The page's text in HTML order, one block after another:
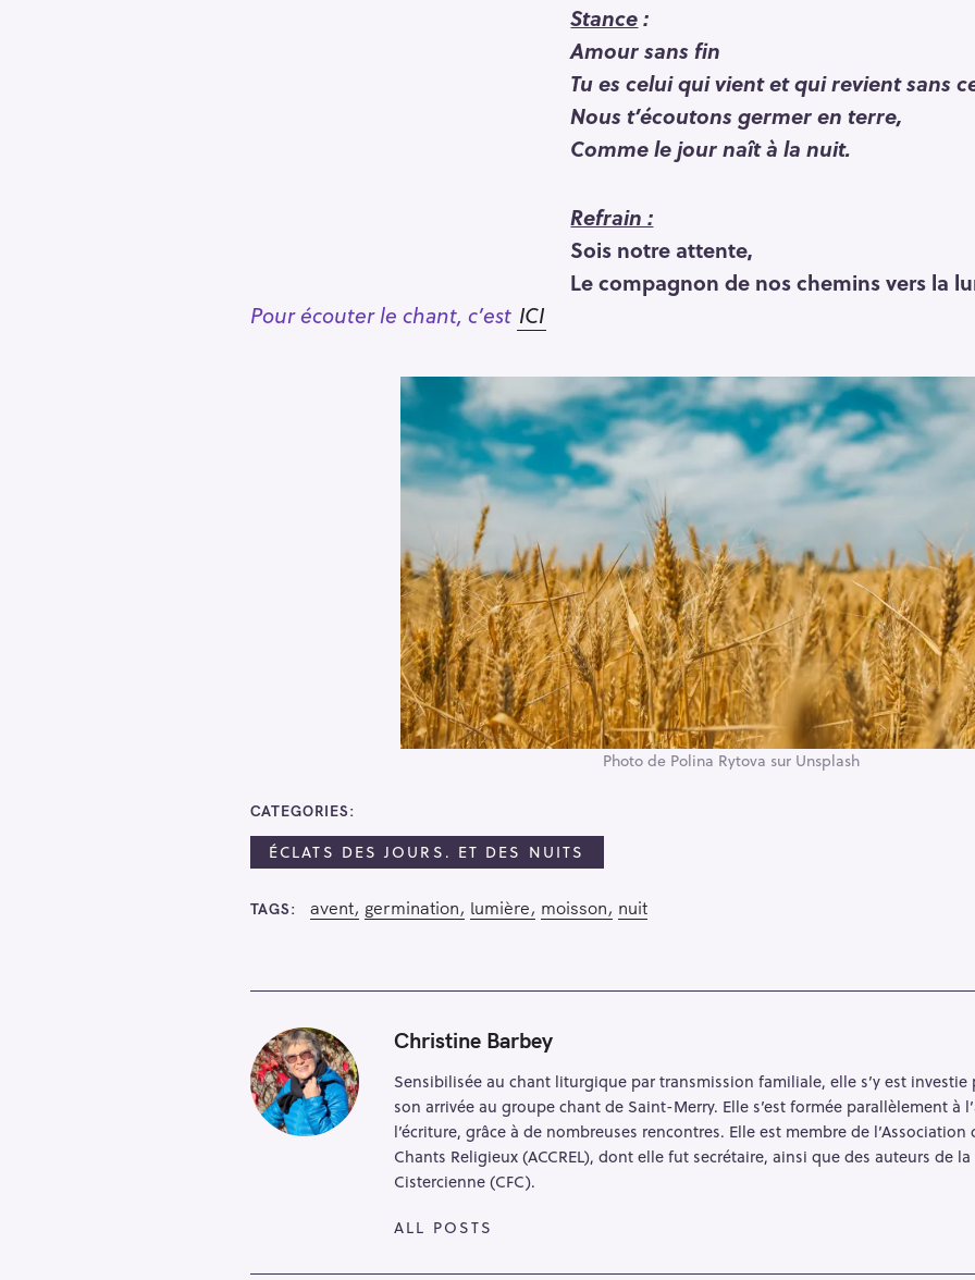
Stance:
Amour sans fin
Tu es celui qui vient et qui revient sans
Nous t’écoutons germer en terre,
Comme le jour naît à la nuit.
Refrain :
Sois notre attente,
Le compagnon de nos chemins vers la
Pour écouter le chant, c’est ICI
Photo de Polina Rytova sur Unsplash
CATEGORIES
ÉCLATS DES JOURS. ET DES NUITS
TAGS avent germination lumière moisson nuit
Christine Barbey
Sensibilisée au chant liturgique par transmission familiale, elle s’y est
son arrivée au groupe chant de Saint-Merry. Elle s’est formée parallèlement à
l’écriture, grâce à de nombreuses rencontres. Elle est membre de
Chants Religieux (ACCREL), dont elle fut secrétaire, ainsi que des auteurs de
Cistercienne (CFC).
ALL POSTS